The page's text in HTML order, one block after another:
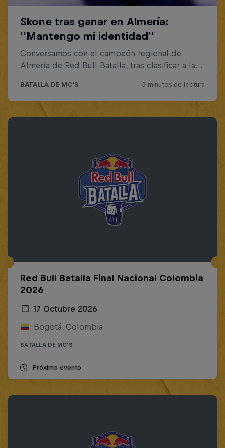
Red Bull Batalla Final Nacional Colombia
2026
17 Octubre 2026
Bogotá, Colombia
BATALLA DE MC'S
Próximo evento